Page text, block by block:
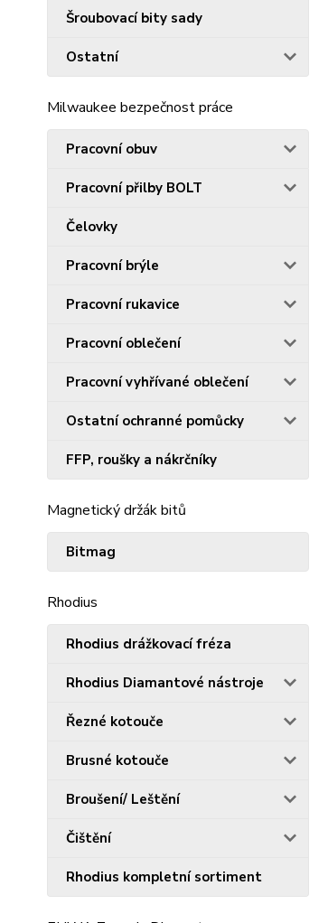
Šroubovací bity sady
Ostatní
Milwaukee bezpečnost práce
Pracovní obuv
Pracovní přilby BOLT
Čelovky
Pracovní brýle
Pracovní rukavice
Pracovní oblečení
Pracovní vyhřívané oblečení
Ostatní ochranné pomůcky
FFP, roušky a nákrčníky
Magnetický držák bitů
Bitmag
Rhodius
Rhodius drážkovací fréza
Rhodius Diamantové nástroje
Řezné kotouče
Brusné kotouče
Broušení/ Leštění
Čištění
Rhodius kompletní sortiment